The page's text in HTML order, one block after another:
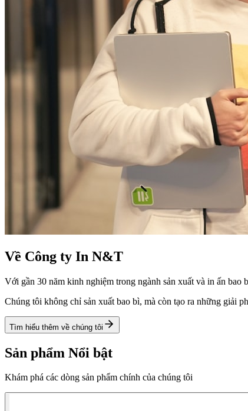
Về Công ty In N&T
Với gần 30 năm kinh nghiệm trong ngành sản xuất và in ấn
Chúng tôi không chỉ sản xuất bao bì, mà còn tạo ra những giải
Tìm hiểu thêm về chúng tôi
Sản phẩm Nổi bật
Khám phá các dòng sản phẩm chính của chúng tôi